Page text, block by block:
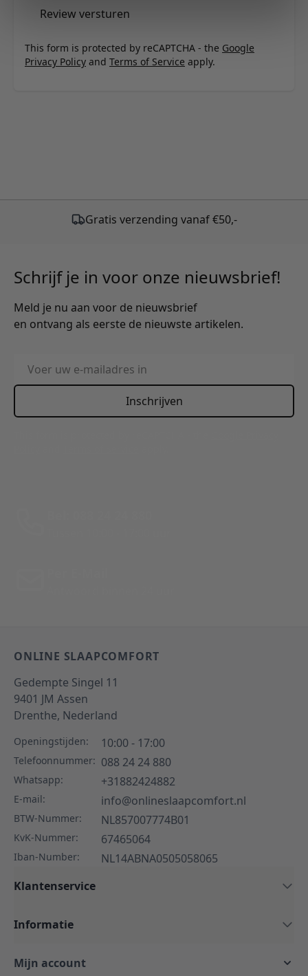
Review versturen
This form is protected by reCAPTCHA - the Google
Privacy Policy and Terms of Service apply.
Schrijf je in voor onze nieuwsbrief!
Meld je nu aan voor de nieuwsbrief
en ontvang als eerste de nieuwste artikelen.
E-mailadres
Inschrijven
ONLINE SLAAPCOMFORT
Gedempte Singel 11
9401 JM Assen
Drenthe, Nederland
Openingstijden: 10:00 - 17:00
Telefoonnummer: 088 24 24 880
Whatsapp: +31882424882
E-mail: info@onlineslaapcomfort.nl
BTW-Nummer: NL857007774B01
KvK-Nummer: 67465064
Iban-Number:
NL14ABNA0505058065
Klantenservice
Informatie
Mijn account